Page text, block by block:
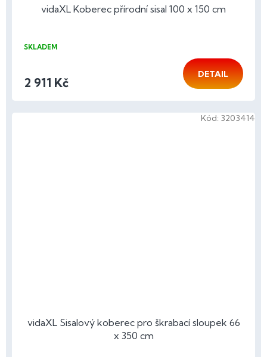
vidaXL Koberec přírodní sisal 100 x 150 cm
SKLADEM
2 911 Kč
DETAIL
vidaXL Sisalový koberec pro škrabací sloupek 66
x 350 cm
Kód: 3203414